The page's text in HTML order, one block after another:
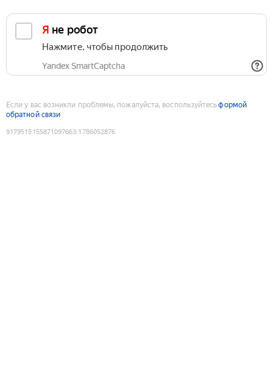
Я не робот
Нажмите, чтобы продолжить
Yandex SmartCaptcha
Если у вас возникли проблемы, пожалуйста, воспользуйтесьформой
обратной связи
9179515155871097663:1786052876